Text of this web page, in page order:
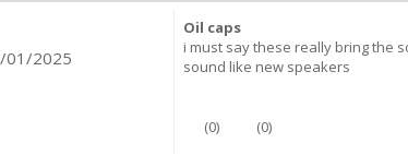
01/2025
Oil caps
i must say these really bring the
sound like new speakers
(0) (0)